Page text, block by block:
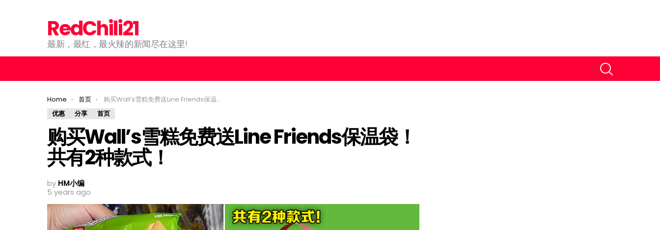
RedChili21
最新，最红，最火辣的新闻尽在这里!
You are here:
Home 首页
购买Wall’s雪糕免费送Line Friends保温袋！共有2种款式！
优惠
分享 首页
购买Wall’s雪糕免费送Line Friends保温袋！
共有2种款式！
by HM小编
5 years ago